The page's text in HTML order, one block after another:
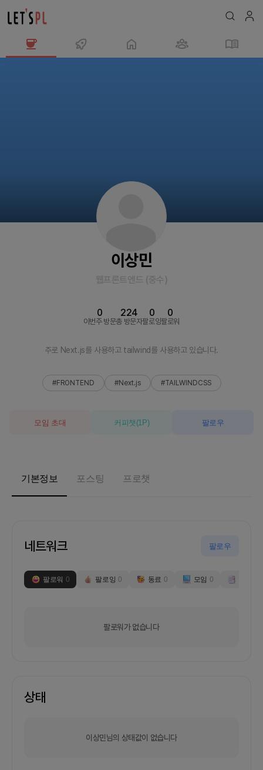
이상민
웹프론트엔드 (중수)
이번주 방문
0
총 방문자
224
팔로잉
0
팔로워
0
주로 Next.js를 사용하고 tailwind를 사용하고 있습니다.
#FRONTEND #Next.js #TAILWINDCSS
모임 초대 커피챗 (1 P) 팔로우
기본정보 포스팅 프로챗
네트워크 팔로우
팔로워 0 팔로잉 0 동료 0 모임 0
팔로워가 없습니다
상태
이상민님의 상태값이 없습니다